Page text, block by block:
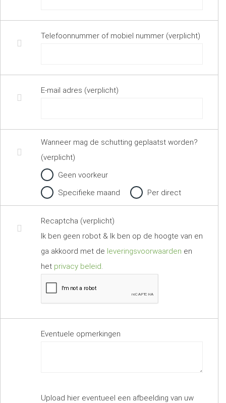
Telefoonnummer of mobiel nummer (verplicht)
E-mail adres (verplicht)
Wanneer mag de schutting geplaatst worden?
(verplicht)
Geen voorkeur
Specifieke maand
Per direct
Recaptcha (verplicht)
Ik ben geen robot & Ik ben op de hoogte van en
ga akkoord met de leveringsvoorwaarden en
het privacy beleid.
Eventuele opmerkingen
Upload hier eventueel een afbeelding van uw